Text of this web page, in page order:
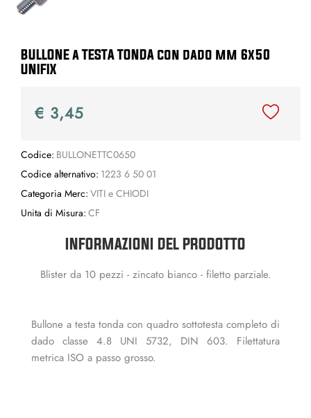
BULLONE a TESTA TONDA con dado mm 6x50
UNIFIX
€ 3,45
Codice: BULLONETTC0650
Codice alternativo: 1223 6 50 01
Categoria Merc: VITI e CHIODI
Unita di Misura: CF
INFORMAZIONI DEL PRODOTTO
Blister da 10 pezzi - zincato bianco - filetto parziale.
Bullone a testa tonda con quadro sottotesta completo di
dado classe 4.8 UNI 5732, DIN 603. Filettatura
metrica ISO a passo grosso.